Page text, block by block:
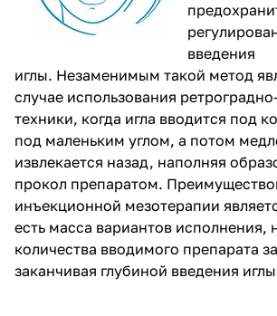
введения
иглы. Незаменимым такой метод
случае использования
техники, когда игла вводится под
под маленьким углом, а потом
извлекается назад, наполняя
прокол препаратом.
инъекционной мезотерапии
есть масса вариантов исполнения,
количества вводимого препарата
заканчивая глубиной введения